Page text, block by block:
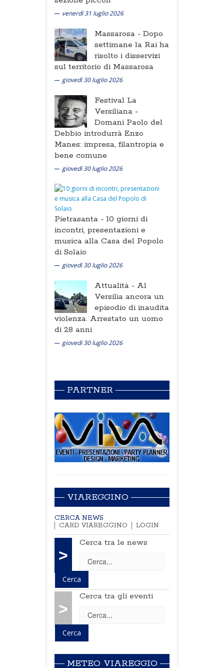
venerdì 31 luglio 2026
Massarosa - Dopo
settimane la Rai ha
risolto i disservizi
sul territorio di Massarosa
giovedì 30 luglio 2026
Festival La
Versiliana -
Domani Paolo del
Debbio introdurrà Enzo
Manes: impresa, filantropia e
bene comune
giovedì 30 luglio 2026
Pietrasanta - 10 giorni di
incontri, presentazioni e
musica alla Casa del Popolo
di Solaio
giovedì 30 luglio 2026
Attualità - Al
Versilia ancora un
episodio di inaudita
violenza. Arrestato un uomo
di 28 anni
giovedì 30 luglio 2026
PARTNER
VIAREGGINO
CERCA NEWS
CARD VIAREGGINO
LOGIN
>
Cerca tra le news
>
Cerca tra gli eventi
METEO VIAREGGIO